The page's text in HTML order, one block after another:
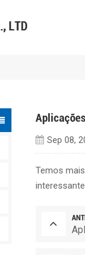
Sep 08,
Temos